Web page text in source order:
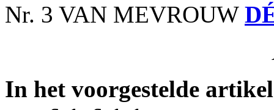
Nr. 3 VAN MEVROUW
In het voorgestelde